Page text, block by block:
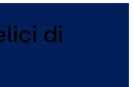
di